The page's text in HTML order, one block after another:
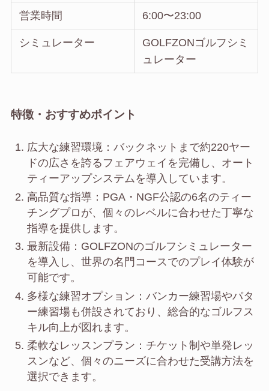
営業時間 6:00〜23:00
シミュレーター
GOLFZONゴルフシミ
ュレーター
特徴・おすすめポイント
広大な練習環境：バックネットまで約220ヤー
ドの広さを誇るフェアウェイを完備し、オート
ティーアップシステムを導入しています。
高品質な指導：PGA・NGF公認の6名のティー
チングプロが、個々のレベルに合わせた丁寧な
指導を提供します。
最新設備：GOLFZONのゴルフシミュレーター
を導入し、世界の名門コースでのプレイ体験が
可能です。
多様な練習オプション：バンカー練習場やパタ
ー練習場も併設されており、総合的なゴルフス
キル向上が図れます。
柔軟なレッスンプラン：チケット制や単発レッ
スンなど、個々のニーズに合わせた受講方法を
選択できます。